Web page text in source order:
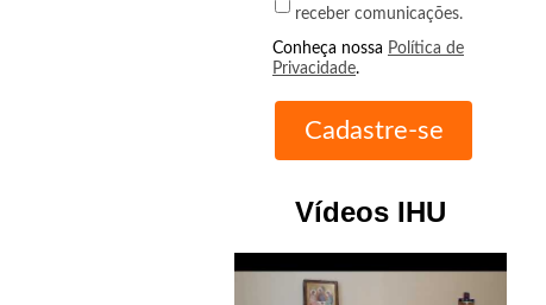
receber comunicações.
Conheça nossa Política de
Privacidade.
Vídeos IHU